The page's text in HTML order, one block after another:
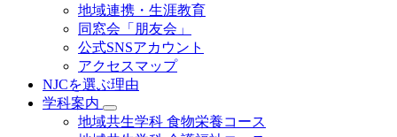
地域連携・生涯教育
同窓会「朋友会」
公式SNSアカウント
アクセスマップ
NJCを選ぶ理由
学科案内
地域共⽣学科 ⾷物栄養コース